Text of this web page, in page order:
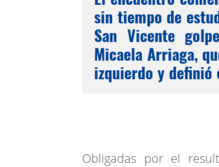
sin tiempo de
San Vicente
Micaela Arriaga,
izquierdo y definió
Obligadas por el